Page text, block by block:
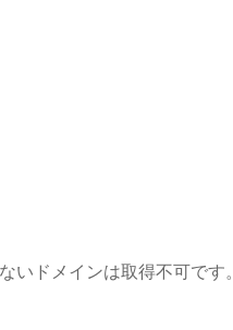
ドメインは取得不可です。